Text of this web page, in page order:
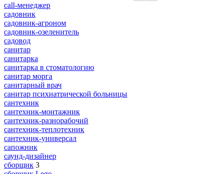
сall-менеджер
садовник
садовник-агроном
садовник-озеленитель
садовод
санитар
санитарка
санитарка в стоматологию
санитар морга
санитарный врач
санитар психиатрической больницы
сантехник
сантехник-монтажник
сантехник-разнорабочий
сантехник-теплотехник
сантехник-универсал
сапожник
саунд-дизайнер
сборщик 3